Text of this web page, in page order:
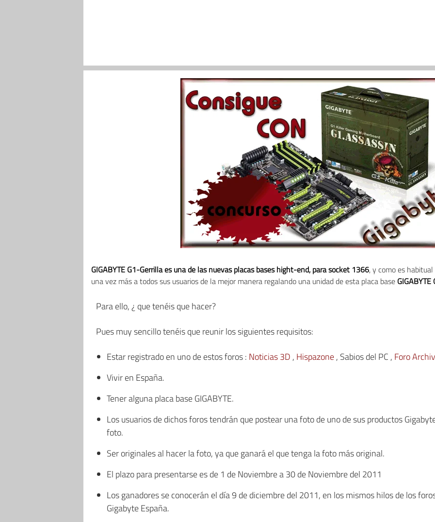
GIGABYTE G1-Gerrilla es una de las nuevas placas bases hight-end, para socket 1366, y como es
una vez más a todos sus usuarios de la mejor manera regalando una unidad de esta placa base
Para ello, ¿ que tenéis que hacer?
Pues muy sencillo tenéis que reunir los siguientes requisitos:
Estar registrado en uno de estos foros : Noticias 3D , Hispazone, Sabios del PC , Foro
Vivir en España.
Tener alguna placa base GIGABYTE.
Los usuarios de dichos foros tendrán que postear una foto de uno de sus productos
foto.
Ser originales al hacer la foto, ya que ganará el que tenga la foto más original.
El plazo para presentarse es de 1 de Noviembre a 30 de Noviembre del 2011
Los ganadores se conocerán el día 9 de diciembre del 2011, en los mismos hilos de los
Gigabyte España.